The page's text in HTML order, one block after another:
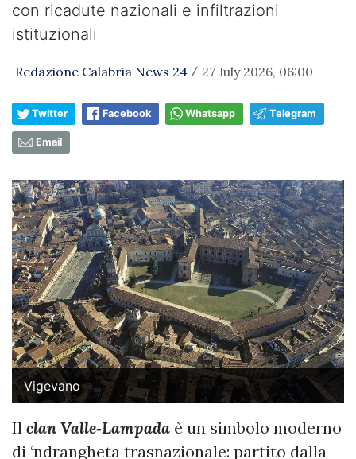
con ricadute nazionali e infiltrazioni
istituzionali
Redazione Calabria News 24 / 27 July 2026, 06:00
Twitter Facebook Whatsapp Telegram
Email
Vigevano
Il clan Valle‑Lampada è un simbolo moderno
di ‘ndrangheta trasnazionale: partito dalla